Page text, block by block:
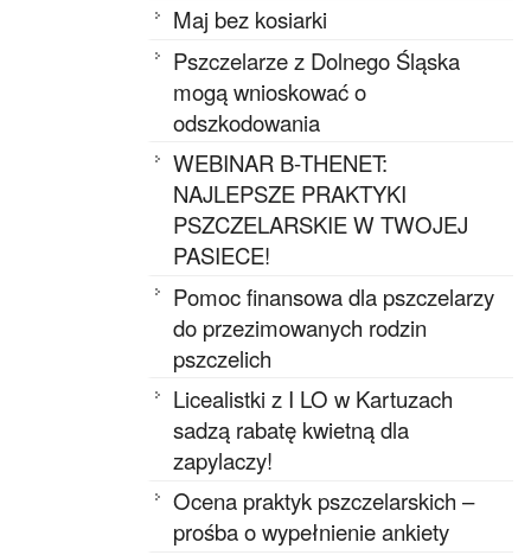
Maj bez kosiarki
Pszczelarze z Dolnego Śląska
mogą wnioskować o
odszkodowania
WEBINAR B-THENET:
NAJLEPSZE PRAKTYKI
PSZCZELARSKIE W TWOJEJ
PASIECE!
Pomoc finansowa dla pszczelarzy
do przezimowanych rodzin
pszczelich
Licealistki z I LO w Kartuzach
sadzą rabatę kwietną dla
zapylaczy!
Ocena praktyk pszczelarskich –
prośba o wypełnienie ankiety